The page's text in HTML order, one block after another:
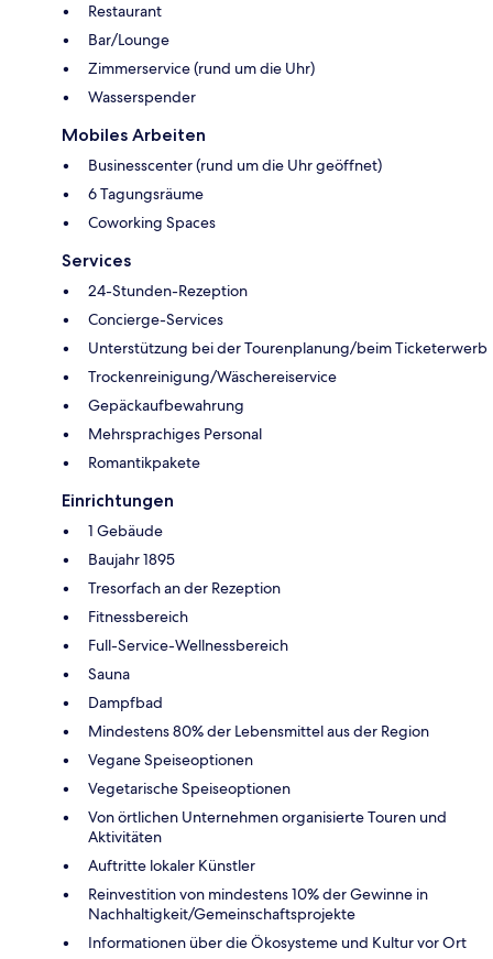
Restaurant
Bar/Lounge
Zimmerservice (rund um die Uhr)
Wasserspender
Mobiles Arbeiten
Businesscenter (rund um die Uhr geöffnet)
6 Tagungsräume
Coworking Spaces
Services
24-Stunden-Rezeption
Concierge-Services
Unterstützung bei der Tourenplanung/beim Ticketerwerb
Trockenreinigung/Wäschereiservice
Gepäckaufbewahrung
Mehrsprachiges Personal
Romantikpakete
Einrichtungen
1 Gebäude
Baujahr 1895
Tresorfach an der Rezeption
Fitnessbereich
Full-Service-Wellnessbereich
Sauna
Dampfbad
Mindestens 80% der Lebensmittel aus der Region
Vegane Speiseoptionen
Vegetarische Speiseoptionen
Von örtlichen Unternehmen organisierte Touren und
Aktivitäten
Auftritte lokaler Künstler
Reinvestition von mindestens 10% der Gewinne in
Nachhaltigkeit/Gemeinschaftsprojekte
Informationen über die Ökosysteme und Kultur vor Ort